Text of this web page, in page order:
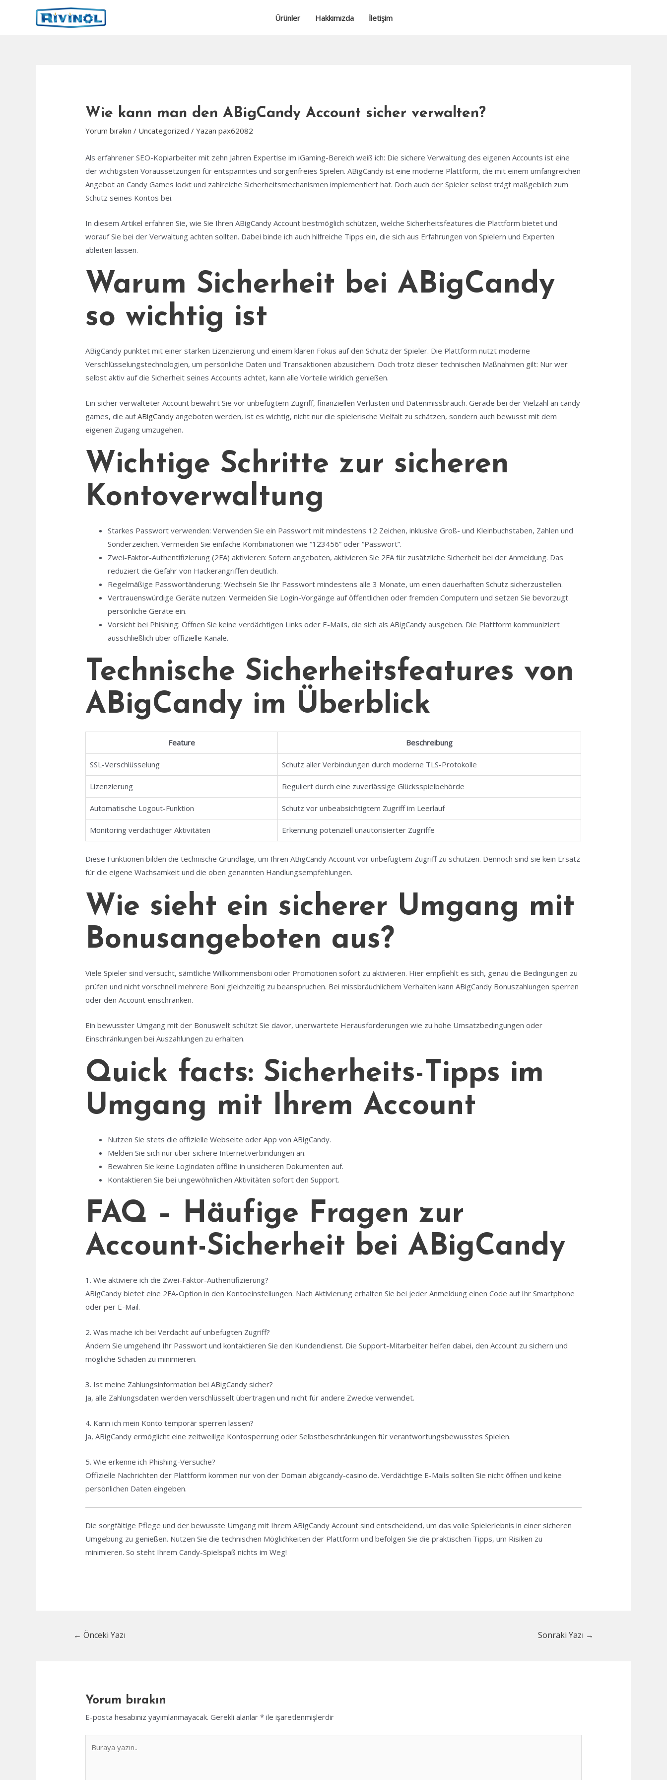
Ürünler Hakkımızda İletişim
Wie kann man den ABigCandy Account sicher verwalten?
Yorum bırakın / Uncategorized / Yazan pax62082
Als erfahrener SEO-Kopiarbeiter mit zehn Jahren Expertise im iGaming-Bereich weiß ich: Die sichere Verwaltung des eigenen Accounts ist eine
der wichtigsten Voraussetzungen für entspanntes und sorgenfreies Spielen. ABigCandy ist eine moderne Plattform, die mit einem umfangreichen
Angebot an Candy Games lockt und zahlreiche Sicherheitsmechanismen implementiert hat. Doch auch der Spieler selbst trägt maßgeblich zum
Schutz seines Kontos bei.
In diesem Artikel erfahren Sie, wie Sie Ihren ABigCandy Account bestmöglich schützen, welche Sicherheitsfeatures die Plattform bietet und
worauf Sie bei der Verwaltung achten sollten. Dabei binde ich auch hilfreiche Tipps ein, die sich aus Erfahrungen von Spielern und Experten
ableiten lassen.
Warum Sicherheit bei ABigCandy
so wichtig ist
ABigCandy punktet mit einer starken Lizenzierung und einem klaren Fokus auf den Schutz der Spieler. Die Plattform nutzt moderne
Verschlüsselungstechnologien, um persönliche Daten und Transaktionen abzusichern. Doch trotz dieser technischen Maßnahmen gilt: Nur wer
selbst aktiv auf die Sicherheit seines Accounts achtet, kann alle Vorteile wirklich genießen.
Ein sicher verwalteter Account bewahrt Sie vor unbefugtem Zugriff, finanziellen Verlusten und Datenmissbrauch. Gerade bei der Vielzahl an candy
games, die aufABigCandy angeboten werden, ist es wichtig, nicht nur die spielerische Vielfalt zu schätzen, sondern auch bewusst mit dem
eigenen Zugang umzugehen.
Wichtige Schritte zur sicheren
Kontoverwaltung
Starkes Passwort verwenden: Verwenden Sie ein Passwort mit mindestens 12 Zeichen, inklusive Groß- und Kleinbuchstaben, Zahlen und
Sonderzeichen. Vermeiden Sie einfache Kombinationen wie “123456” oder “Passwort”.
Zwei-Faktor-Authentifizierung (2FA) aktivieren: Sofern angeboten, aktivieren Sie 2FA für zusätzliche Sicherheit bei der Anmeldung. Das
reduziert die Gefahr von Hackerangriffen deutlich.
Regelmäßige Passwortänderung: Wechseln Sie Ihr Passwort mindestens alle 3 Monate, um einen dauerhaften Schutz sicherzustellen.
Vertrauenswürdige Geräte nutzen: Vermeiden Sie Login-Vorgänge auf öffentlichen oder fremden Computern und setzen Sie bevorzugt
persönliche Geräte ein.
Vorsicht bei Phishing: Öffnen Sie keine verdächtigen Links oder E-Mails, die sich als ABigCandy ausgeben. Die Plattform kommuniziert
ausschließlich über offizielle Kanäle.
Technische Sicherheitsfeatures von
ABigCandy im Überblick
Feature Beschreibung
SSL-Verschlüsselung Schutz aller Verbindungen durch moderne TLS-Protokolle
Lizenzierung Reguliert durch eine zuverlässige Glücksspielbehörde
Automatische Logout-Funktion Schutz vor unbeabsichtigtem Zugriff im Leerlauf
Monitoring verdächtiger Aktivitäten Erkennung potenziell unautorisierter Zugriffe
Diese Funktionen bilden die technische Grundlage, um Ihren ABigCandy Account vor unbefugtem Zugriff zu schützen. Dennoch sind sie kein Ersatz
für die eigene Wachsamkeit und die oben genannten Handlungsempfehlungen.
Wie sieht ein sicherer Umgang mit
Bonusangeboten aus?
Viele Spieler sind versucht, sämtliche Willkommensboni oder Promotionen sofort zu aktivieren. Hier empfiehlt es sich, genau die Bedingungen zu
prüfen und nicht vorschnell mehrere Boni gleichzeitig zu beanspruchen. Bei missbräuchlichem Verhalten kann ABigCandy Bonuszahlungen sperren
oder den Account einschränken.
Ein bewusster Umgang mit der Bonuswelt schützt Sie davor, unerwartete Herausforderungen wie zu hohe Umsatzbedingungen oder
Einschränkungen bei Auszahlungen zu erhalten.
Quick facts: Sicherheits-Tipps im
Umgang mit Ihrem Account
Nutzen Sie stets die offizielle Webseite oder App von ABigCandy.
Melden Sie sich nur über sichere Internetverbindungen an.
Bewahren Sie keine Logindaten offline in unsicheren Dokumenten auf.
Kontaktieren Sie bei ungewöhnlichen Aktivitäten sofort den Support.
FAQ – Häufige Fragen zur
Account-Sicherheit bei ABigCandy
1. Wie aktiviere ich die Zwei-Faktor-Authentifizierung?
ABigCandy bietet eine 2FA-Option in den Kontoeinstellungen. Nach Aktivierung erhalten Sie bei jeder Anmeldung einen Code auf Ihr Smartphone
oder per E-Mail.
2. Was mache ich bei Verdacht auf unbefugten Zugriff?
Ändern Sie umgehend Ihr Passwort und kontaktieren Sie den Kundendienst. Die Support-Mitarbeiter helfen dabei, den Account zu sichern und
mögliche Schäden zu minimieren.
3. Ist meine Zahlungsinformation bei ABigCandy sicher?
Ja, alle Zahlungsdaten werden verschlüsselt übertragen und nicht für andere Zwecke verwendet.
4. Kann ich mein Konto temporär sperren lassen?
Ja, ABigCandy ermöglicht eine zeitweilige Kontosperrung oder Selbstbeschränkungen für verantwortungsbewusstes Spielen.
5. Wie erkenne ich Phishing-Versuche?
Offizielle Nachrichten der Plattform kommen nur von der Domain abigcandy-casino.de. Verdächtige E-Mails sollten Sie nicht öffnen und keine
persönlichen Daten eingeben.
Die sorgfältige Pflege und der bewusste Umgang mit Ihrem ABigCandy Account sind entscheidend, um das volle Spielerlebnis in einer sicheren
Umgebung zu genießen. Nutzen Sie die technischen Möglichkeiten der Plattform und befolgen Sie die praktischen Tipps, um Risiken zu
minimieren. So steht Ihrem Candy-Spielspaß nichts im Weg!
← Önceki Yazı Sonraki Yazı →
Yorum bırakın
E-posta hesabınız yayımlanmayacak. Gerekli alanlar* ile işaretlenmişlerdir